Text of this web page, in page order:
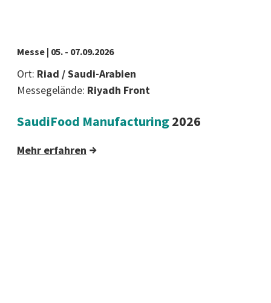
Messe | 05. - 07.09.2026
Ort: Riad / Saudi-Arabien
Messegelände: Riyadh Front
SaudiFood Manufacturing2026
Mehr erfahren